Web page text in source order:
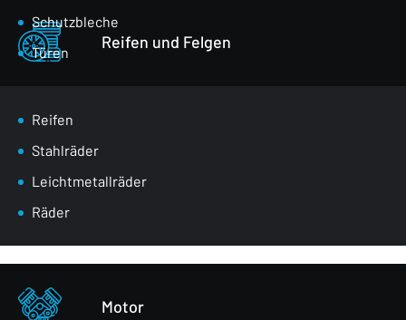
Schutzbleche
Türen
Spiegel
Masken
Radkästen
Vordere Gurte
Stoßstangen
Sonstiges - Körperteile
Reifen und Felgen
Reifen
Stahlräder
Leichtmetallräder
Räder
Motor